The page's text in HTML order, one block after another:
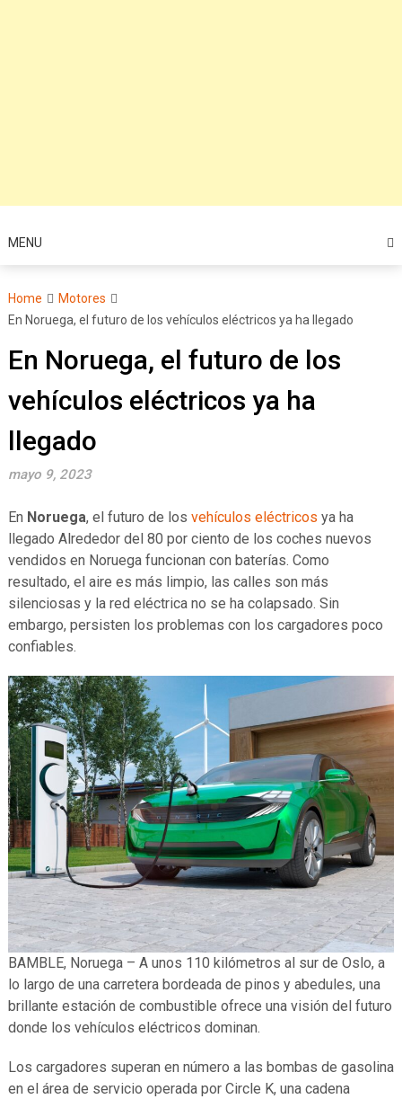
MENU
Home
Motores
En Noruega, el futuro de los vehículos eléctricos ya ha llegado
En Noruega, el futuro de los
vehículos eléctricos ya ha
llegado
mayo 9, 2023
En Noruega, el futuro de los vehículos eléctricos ya ha
llegado Alrededor del 80 por ciento de los coches nuevos
vendidos en Noruega funcionan con baterías. Como
resultado, el aire es más limpio, las calles son más
silenciosas y la red eléctrica no se ha colapsado. Sin
embargo, persisten los problemas con los cargadores poco
confiables.
BAMBLE, Noruega – A unos 110 kilómetros al sur de Oslo, a
lo largo de una carretera bordeada de pinos y abedules, una
brillante estación de combustible ofrece una visión del futuro
donde los vehículos eléctricos dominan.
Los cargadores superan en número a las bombas de gasolina
en el área de servicio operada por Circle K, una cadena